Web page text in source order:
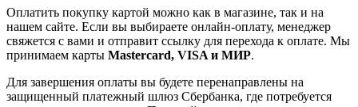
Оплатить покупку картой можно как в магазине, так и на
нашем сайте. Если вы выбираете онлайн-оплату, менеджер
свяжется с вами и отправит ссылку для перехода к оплате. Мы
принимаем карты Mastercard, VISA и МИР.
Для завершения оплаты вы будете перенаправлены на
защищенный платежный шлюз Сбербанка, где потребуется